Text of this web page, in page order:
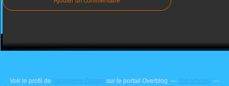
Voir le profil de Jacqueline Dallem sur le portail Overblog
Top articles